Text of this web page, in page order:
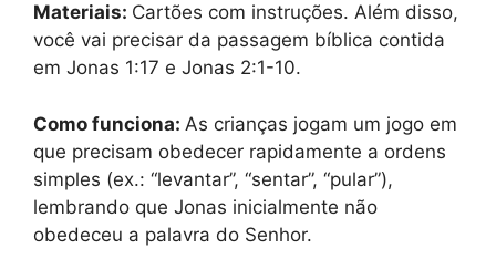
Materiais: Cartões com instruções. Além disso,
você vai precisar da passagem bíblica contida
em Jonas 1:17 e Jonas 2:1-10.
Como funciona: As crianças jogam um jogo em
que precisam obedecer rapidamente a ordens
simples (ex.: “levantar”, “sentar”, “pular”),
lembrando que Jonas inicialmente não
obedeceu a palavra do Senhor.